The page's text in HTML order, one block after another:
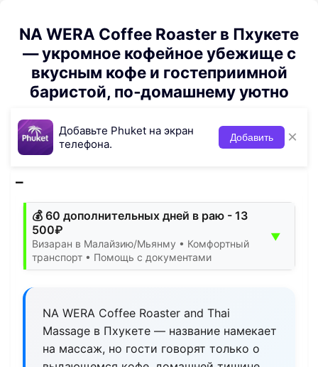
NA WERA Coffee Roaster в Пхукете
— укромное кофейное убежище с
вкусным кофе и гостеприимной
баристой, по‑домашнему уютно
Добавьте Phuket на экран
телефона.
Добавить ×
💰 60 дополнительных дней в раю - 13
500₽
Визаран в Малайзию/Мьянму • Комфортный
транспорт • Помощь с документами
▼
NA WERA Coffee Roaster and Thai
Massage в Пхукете — название намекает
на массаж, но гости говорят только о